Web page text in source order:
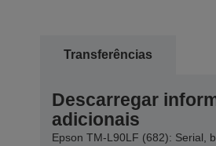
Transferências
Descarregar
adicionais
Epson TM-L90LF (682): Serial,